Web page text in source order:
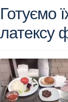
Готуємо
латексу